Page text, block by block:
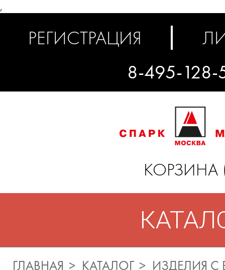
,
РЕГИСТРАЦИЯ
8-495-128-
КОРЗИНА
ГЛАВНАЯ КАТАЛОГ
ИЗДЕЛИЯ